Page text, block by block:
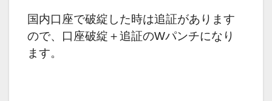
国内口座で破綻した時は追証があります
ので、口座破綻＋追証のWパンチになり
ます。